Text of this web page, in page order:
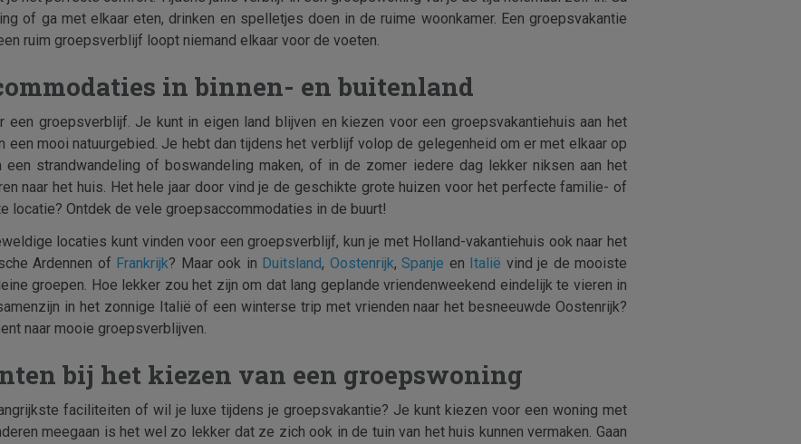
of ga met elkaar eten, drinken en spelletjes doen in de ruime woonkamer. Een groepsvakantie
ruim groepsverblijf loopt niemand elkaar voor de voeten.
in binnen- en buitenland
groepsverblijf. Je kunt in eigen land blijven en kiezen voor een groepsvakantiehuis aan het
een mooi natuurgebied. Je hebt dan tijdens het verblijf volop de gelegenheid om er met elkaar op
strandwandeling of boswandeling maken, of in de zomer iedere dag lekker niksen aan het
naar het huis. Het hele jaar door vind je de geschikte grote huizen voor het perfecte familie- of
locatie? Ontdek de vele groepsaccommodaties in de buurt!
locaties kunt vinden voor een groepsverblijf, kun je met Holland-vakantiehuis ook naar het
Ardennen of Frankrijk? Maar ook in Duitsland, Oostenrijk,Spanje en Italië vind je de mooiste
groepen. Hoe lekker zou het zijn om dat lang geplande vriendenweekend eindelijk te vieren in
in het zonnige Italië of een winterse trip met vrienden naar het besneeuwde Oostenrijk?
naar mooie groepsverblijven.
bij het kiezen van een groepswoning
faciliteiten of wil je luxe tijdens je groepsvakantie? Je kunt kiezen voor een woning met
meegaan is het wel zo lekker dat ze zich ook in de tuin van het huis kunnen vermaken. Gaan